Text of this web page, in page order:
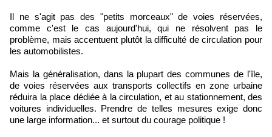
Il ne s'agit pas des "petits morceaux" de voies réservées,
comme c'est le cas aujourd'hui, qui ne résolvent pas le
problème, mais accentuent plutôt la difficulté de circulation pour
les automobilistes.
Mais la généralisation, dans la plupart des communes de l'île,
de voies réservées aux transports collectifs en zone urbaine
réduira la place dédiée à la circulation, et au stationnement, des
voitures individuelles. Prendre de telles mesures exige donc
une large information... et surtout du courage politique !